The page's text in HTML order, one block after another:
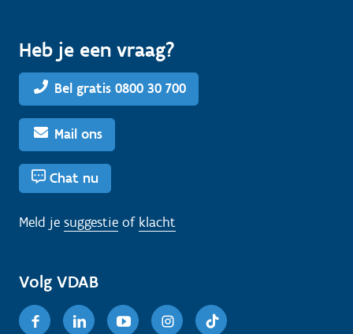
Heb je een vraag?
Bel gratis 0800 30 700
Mail ons
Chat nu
Meld je suggestie of klacht
Volg VDAB
FacebookLinkedinYoutubeInstagram